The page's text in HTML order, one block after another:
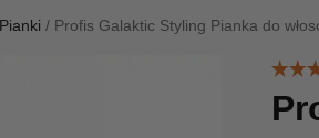
Pianki / Profis Galaktic Styling Pianka do